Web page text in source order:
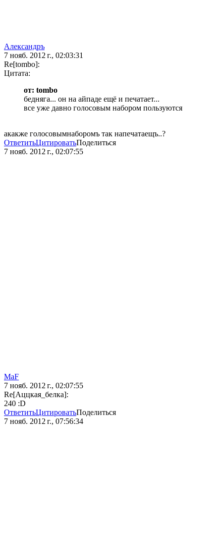
Александръ
7 нояб. 2012 г., 02:03:31
Re[tombo]:
Цитата:
от: tombo
бедняга... он на айпаде ещё и печатает...
все уже давно голосовым набором пользуются
акакже голосовымнаборомъ так напечатаещъ..?
ОтветитьЦитироватьПоделиться
7 нояб. 2012 г., 02:07:55
MaF
7 нояб. 2012 г., 02:07:55
Re[Аццкая_белка]:
240 :D
ОтветитьЦитироватьПоделиться
7 нояб. 2012 г., 07:56:34